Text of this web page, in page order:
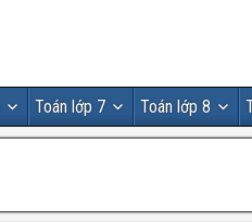
Toán lớp 7 Toán lớp 8